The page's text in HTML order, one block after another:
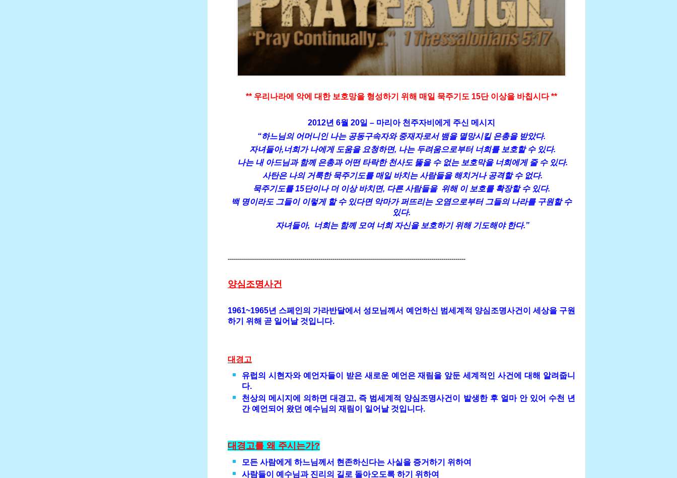
** 우리나라에 악에 대한 보호망을 형성하기 위해 매일 묵주기도 15단 이상을 바칩시다 **
2012년 6월 20일 – 마리아 천주자비에게 주신 메시지
“하느님의 어머니인 나는 공동구속자와 중재자로서 뱀을 멸망시킬 은총을 받았다.
자녀들아,너희가 나에게 도움을 요청하면, 나는 두려움으로부터 너희를 보호할 수 있다.
나는 내 아드님과 함께 은총과 어떤 타락한 천사도 뚫을 수 없는 보호막을 너희에게 줄 수 있다.
사탄은 나의 거룩한 묵주기도를 매일 바치는 사람들을 해치거나 공격할 수 없다.
묵주기도를 15단이나 더 이상 바치면, 다른 사람들을 위해 이 보호를 확장할 수 있다.
백 명이라도 그들이 이렇게 할 수 있다면 악마가 퍼뜨리는 오염으로부터 그들의 나라를 구원할 수
있다.
자녀들아, 너희는 함께 모여 너희 자신을 보호하기 위해 기도해야 한다.”
----------------------------------------------------------------------------------------------------------------------
양심조명사건
1961~1965년 스페인의 가라반달에서 성모님께서 예언하신 범세계적 양심조명사건이 세상을 구원
하기 위해 곧 일어날 것입니다.
대경고
유럽의 시현자와 예언자들이 받은 새로운 예언은 재림을 앞둔 세계적인 사건에 대해 알려줍니
다.
천상의 메시지에 의하면대경고, 즉 범세계적 양심조명사건이 발생한 후 얼마 안 있어 수천 년
간 예언되어 왔던 예수님의 재림이 일어날 것입니다.
대경고를 왜 주시는가?
모든 사람에게 하느님께서 현존하신다는 사실을 증거하기
위하여
사람들이 예수님과 진리의 길로 돌아오도록 하기 위하여